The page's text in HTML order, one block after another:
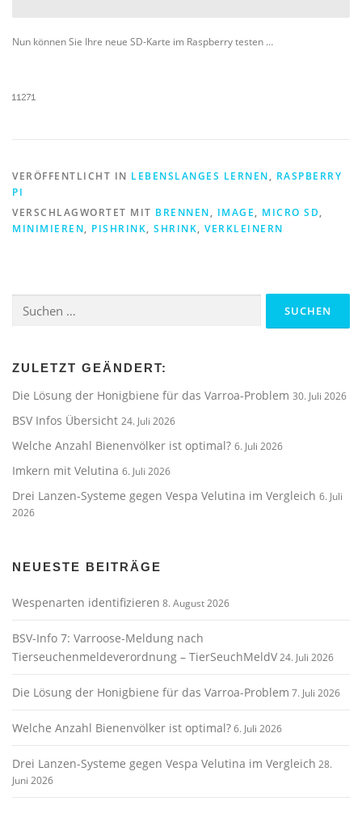
Nun können Sie Ihre neue SD-Karte im Raspberry testen …
VERÖFFENTLICHT IN LEBENSLANGES LERNEN, RASPBERRY
PI
VERSCHLAGWORTET MIT BRENNEN, IMAGE, MICRO SD,
MINIMIEREN, PISHRINK, SHRINK, VERKLEINERN
nach:
ZULETZT GEÄNDERT:
Die Lösung der Honigbiene für das Varroa-Problem 30. Juli 2026
BSV Infos Übersicht 24. Juli 2026
Welche Anzahl Bienenvölker ist optimal? 6. Juli 2026
Imkern mit Velutina 6. Juli 2026
Drei Lanzen-Systeme gegen Vespa Velutina im Vergleich 6. Juli
2026
NEUESTE BEITRÄGE
Wespenarten identifizieren 8. August 2026
BSV-Info 7: Varroose-Meldung nach
Tierseuchenmeldeverordnung – TierSeuchMeldV24. Juli 2026
Die Lösung der Honigbiene für das Varroa-Problem 7. Juli 2026
Welche Anzahl Bienenvölker ist optimal?6. Juli 2026
Drei Lanzen-Systeme gegen Vespa Velutina im Vergleich 28.
Juni 2026